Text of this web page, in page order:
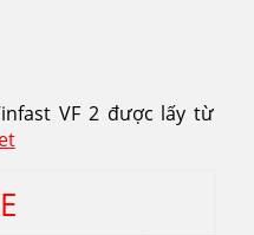
VF 2 được lấy từ